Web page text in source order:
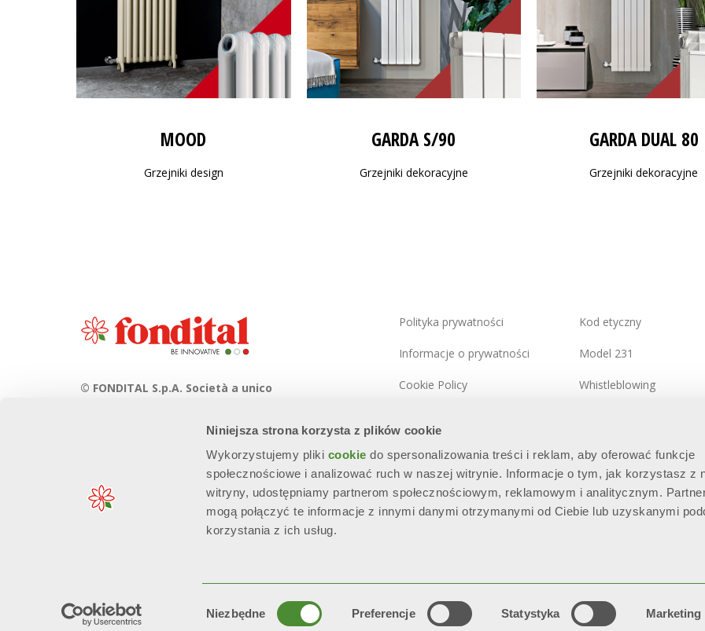
Niniejsza strona korzysta z plików cookie
Wykorzystujemy pliki cookiedo spersonalizowania treści i reklam, aby oferować funkcje
społecznościowe i analizować ruch w naszej witrynie. Informacje o tym, jak korzystasz z
witryny, udostępniamy partnerom społecznościowym, reklamowym i analitycznym.
mogą połączyć te informacje z innymi danymi otrzymanymi od Ciebie lub uzyskanymi
korzystania z ich usług.
Niezbędne Preferencje Statystyka Marketing
MOOD
Grzejniki design
GARDA S/90
Grzejniki dekoracyjne
GARDA DUAL 80
Grzejniki dekoracyjne
Serwis Techniczny
© FONDITAL S.p.A. Società a unico
Sede Legale e Amministrativa
Via Cerreto, 40 - 25079 VOBARNO
Polityka prywatności
Informacje o prywatności
Cookie Policy
systemowa
Mapa witryny
Kod etyczny
Model 231
Whistleblowing